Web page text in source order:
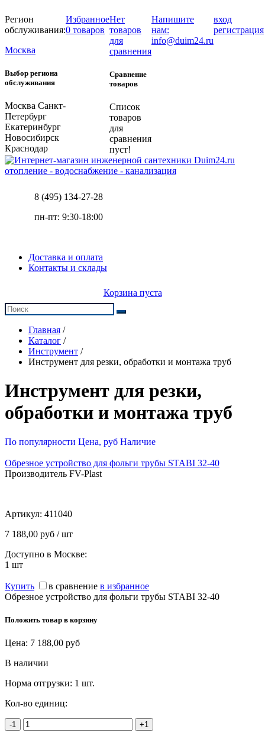
Регион
обслуживания:
Москва
Выбор региона
обслуживания
Москва Санкт-
Петербург
Екатеринбург
Новосибирск
Краснодар
Избранное
0 товаров
Нет
товаров
для
сравнения
Сравнение
товаров
Список
товаров
для
сравнения
пуст!
Напишите
нам:
info@duim24.ru
вход
регистрация
отопление - водоснабжение - канализация
8 (495) 134-27-28
пн-пт: 9:30-18:00
Доставка и оплата
Контакты и склады
Корзина пуста
Главная /
Каталог /
Инструмент /
Инструмент для резки, обработки и монтажа труб
Инструмент для резки,
обработки и монтажа труб
По популярности Цена, руб Наличие
Обрезное устройство для фольги трубы STABI 32-40
Производитель FV-Plast
Артикул: 411040
7 188,00 руб / шт
Доступно в Москве:
1 шт
Купить в сравнение в избранное
Обрезное устройство для фольги трубы STABI 32-40
Положить товар в корзину
Цена: 7 188,00 руб
В наличии
Норма отгрузки: 1 шт.
Кол-во единиц:
-1 +1